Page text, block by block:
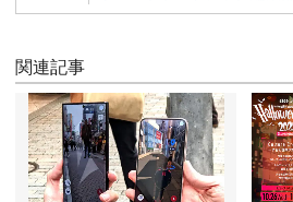
関連記事